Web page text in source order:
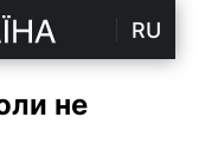
RU
не